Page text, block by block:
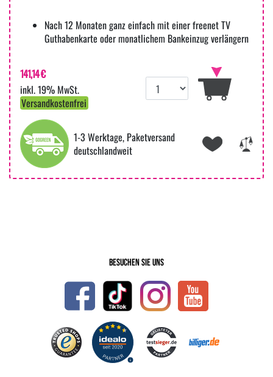
Nach 12 Monaten ganz einfach mit einer freenet TV
Guthabenkarte oder monatlichem Bankeinzug verlängern
141,14 €
inkl. 19% MwSt.
Versandkostenfrei
1-3 Werktage, Paketversand
deutschlandweit
Besuchen Sie uns